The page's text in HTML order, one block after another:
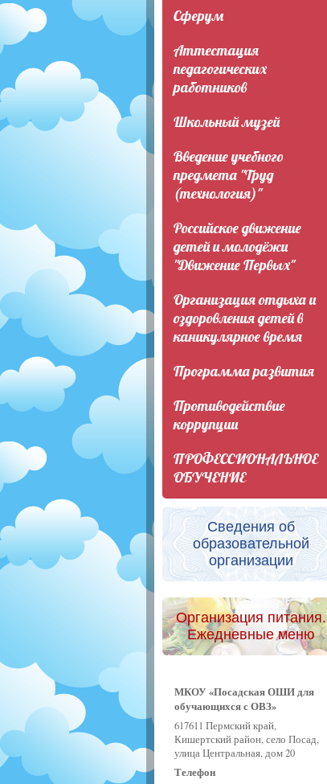
Сферум
Аттестация
педагогических
работников
Школьный музей
Введение учебного
предмета "Труд
(технология)"
Российское движение
детей и молодёжи
"Движение Первых"
Организация отдыха и
оздоровления детей в
каникулярное время
Программа развития
Противодействие
коррупции
ПРОФЕССИОНАЛЬНОЕ
ОБУЧЕНИЕ
Сведения об
образовательной
организации
Организация питания.
Ежедневные меню
МКОУ «Посадская ОШИ для
обучающихся с ОВЗ»
617611 Пермский край,
Кишертский район, село Посад,
улица Центральная, дом 20
Телефон